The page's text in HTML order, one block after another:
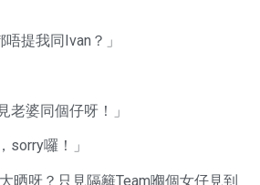
提我同Ivan？」
老婆同個仔呀！」
sorry囉！」
晒呀？只見隔籬Team嗰個女仔見到